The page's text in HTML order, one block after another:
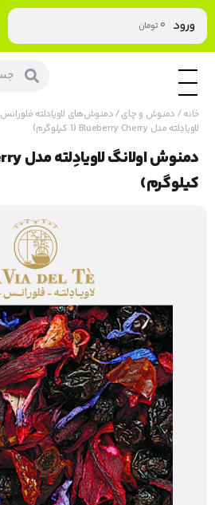
ورود ۰تومان
خانه/ دمنوش و چای/دمنوش‌های لاویادلته فلورانس
لاویادِلته مدل Blueberry Cherry (1 کیلوگرم)
کیلوگرم)